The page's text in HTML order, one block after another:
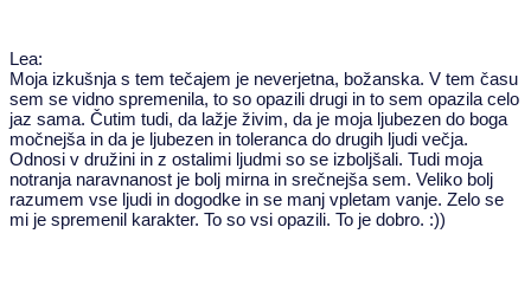
Lea:
Moja izkušnja s tem tečajem je neverjetna, božanska. V tem času
sem se vidno spremenila, to so opazili drugi in to sem opazila celo
jaz sama. Čutim tudi, da lažje živim, da je moja ljubezen do boga
močnejša in da je ljubezen in toleranca do drugih ljudi večja.
Odnosi v družini in z ostalimi ljudmi so se izboljšali. Tudi moja
notranja naravnanost je bolj mirna in srečnejša sem. Veliko bolj
razumem vse ljudi in dogodke in se manj vpletam vanje. Zelo se
mi je spremenil karakter. To so vsi opazili. To je dobro. :))